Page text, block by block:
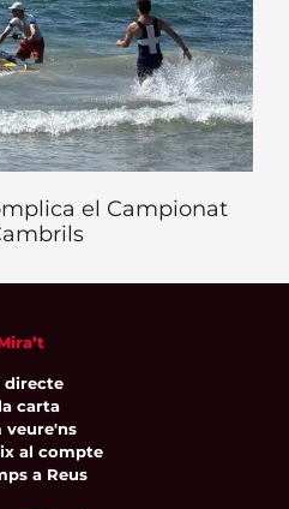
el Campionat
directe
carta
veure'ns
al compte
a Reus